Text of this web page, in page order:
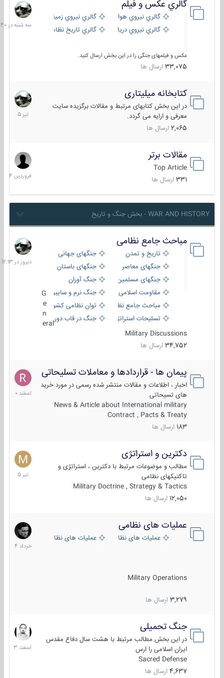
گالري عكس و فيلم
گالري نيروي هوايي
گالري نيروي زميني
گالري نيروي دريايي
گالري تاریخ نظامی
عکس و فیلمهای جنگی را در این بخش ارسال کنید.
33,075 ارسال ها
سه
شنبه
در
کتابخانه میلیتاری
در این بخش کتابهای مرتبط و مقالات برگزیده سایت
معرفی و ارایه می گردد.
2,065 ارسال ها
16
تیر
1405
مقالات برتر
Top Article
331 ارسال ها
29
فروردین
1404
WAR AND HISTORY - بخش جنگ و تاریخ
مباحث جامع نظامی
تاریخ و تمدن
جنگهای جهانی
جنگهای معاصر
جنگهای باستان
جنگهای مسلمین
جنگ آوران
مقاومت اسلامی
جنگ نرم و سایبری
مباحث جامع نظامی
توان نظامی کشورها
تسلیحات استراتژیک
جنگ در قاب دوربین
eral
Military Discussions
34,752 ارسال ها
دیروز
در
12:13
پیمان ها - قراردادها و معاملات تسلیحاتی
اخبار ، اطلاعات و مقالات منتشر شده رسمی در مورد خرید
های تسیحاتی
News & Article about International military
Contract , Pacts & Treaty
183 ارسال ها
7
اسفند
1400
دکترین و استراتژی
مطالب و موضوعات مرتبط با دکترین ، استراتژی و
تاکتیکهای نظامی
Military Doctrine , Strategy & Tactics
12,050 ارسال ها
27
تیر
1405
عملیات های نظامی
عملیات های نظامی ایرانعملیات های نظامی خارجی
Military Operations
3,279 ارسال ها
5
خرداد
1404
جنگ تحمیلی
در این بخش مطالب مرتبط با هشت سال دفاع مقدس
ایران اسلامی را ارس
Sacred Defense
4,637 ارسال ها
20
اسفند
1403